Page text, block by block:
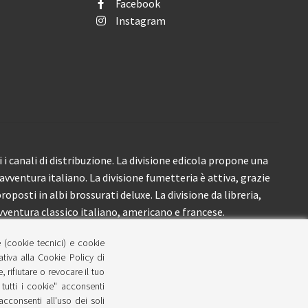
Facebook
Instagram
di distribuzione. La divisione edicola propone una
italiano. La divisione fumetteria è attiva, grazie
in albi brossurati deluxe. La divisione da libreria,
classico italiano, americano e francese.
(cookie tecnici) e cookie
alla Cookie Policy di
rifiutare o revocare il tuo
i cookie" acconsenti
all'uso dei soli